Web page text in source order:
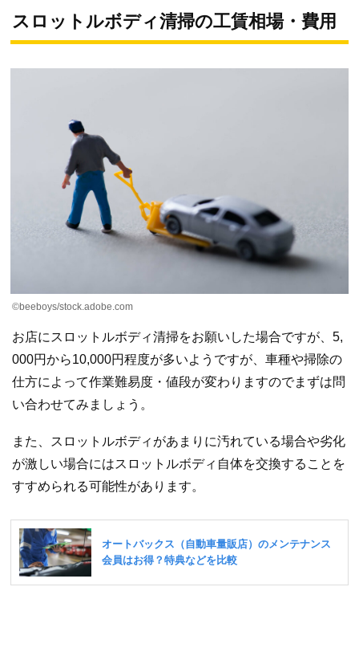
スロットルボディ清掃の工賃相場・費用
©beeboys/stock.adobe.com
お店にスロットルボディ清掃をお願いした場合ですが、5,
000円から10,000円程度が多いようですが、車種や掃除の
仕方によって作業難易度・値段が変わりますのでまずは問
い合わせてみましょう。
また、スロットルボディがあまりに汚れている場合や劣化
が激しい場合にはスロットルボディ自体を交換することを
すすめられる可能性があります。